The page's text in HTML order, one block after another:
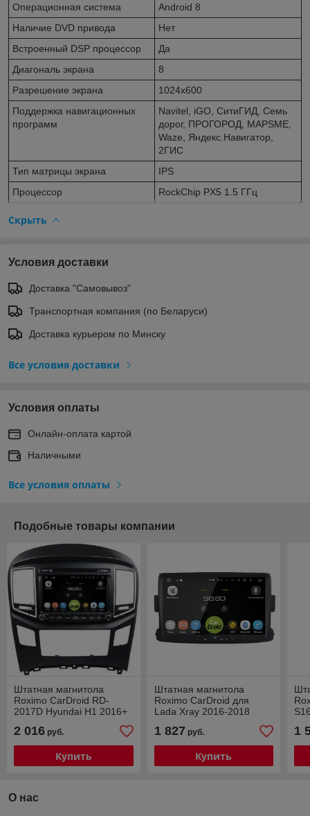
Операционная система
Android 8
Наличие DVD привода
Нет
Встроенный DSP процессор
Да
Диагональ экрана
8
Разрешение экрана
1024x600
Поддержка навигационных
программ
Navitel, iGO, СитиГИД, Семь
дорог, ПРОГОРОД, MAPSME,
Waze, Яндекс.Навигатор,
2ГИС
Тип матрицы экрана
IPS
Процессор
RockСhip PX5 1.5 ГГц
Скрыть
Условия доставки
Доставка "Самовывоз"
Транспортная компания (по Беларуси)
Доставка курьером по Минску
Все условия доставки
Условия оплаты
Онлайн-оплата картой
Наличными
Все условия оплаты
Подобные товары компании
Штатная магнитола
Roximo CarDroid RD-
2017D Hyundai H1 2016+
2 016 руб.
Купить
Штатная магнитола
Roximo CarDroid для
Lada Xray 2016-2018
1 827 руб.
Купить
8.1
1
О нас